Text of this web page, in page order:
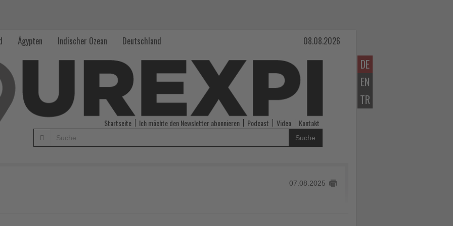
DE
EN
TR
Ägypten Indischer Ozean Deutschland 08.08.2026
Startseite Ich möchte den Newsletter abonnieren Podcast Video Kontakt
Suche
07.08.2025